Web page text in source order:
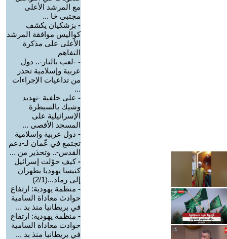
مع المرشد الأعلى
مجتبى خا ...
- بزشكيان يكشف
كواليس موافقة المرشد
الأعلى على مذكرة
التفاهم
- -لعب بالنار-.. دول
عربية وإسلامية تحذر
من تداعيات الإجراءات
...
- على خلفية -تهديد
وشيك بالسيطرة
الإسرائيلية على
المسجد الأقصى ...
- دول عربية وإسلامية
تجتمع في عّمان لـ-دعم
القدس-.. وتحذير من ...
-كيف حوّلت إسرائيل
كنيسا يهوديا بطهران
إلى رماد...(2/1)
- منظمة يهودية: ارتفاع
حوادث معاداة السامية
في بريطانيا منذ بد ...
- منظمة يهودية: ارتفاع
حوادث معاداة السامية
في بريطانيا منذ بد ...